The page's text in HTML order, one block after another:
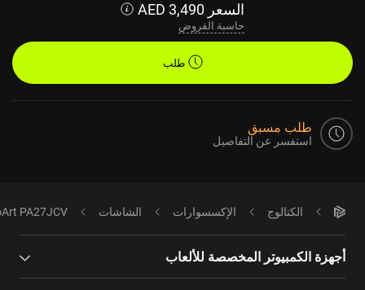
السعر AED 3,490
حاسبة القروض
طلب
طلب مسبق
استفسر عن التفاصيل
الكتالوج الإكسسوارات الشاشات PA27JCV
أجهزة الكمبيوتر المخصصة للألعاب